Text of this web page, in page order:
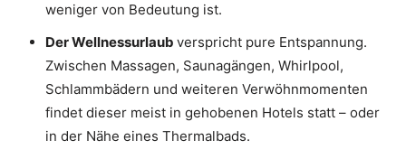
weniger von Bedeutung ist.
Der Wellnessurlaub verspricht pure Entspannung.
Zwischen Massagen, Saunagängen, Whirlpool,
Schlammbädern und weiteren Verwöhnmomenten
findet dieser meist in gehobenen Hotels statt – oder
in der Nähe eines Thermalbads.